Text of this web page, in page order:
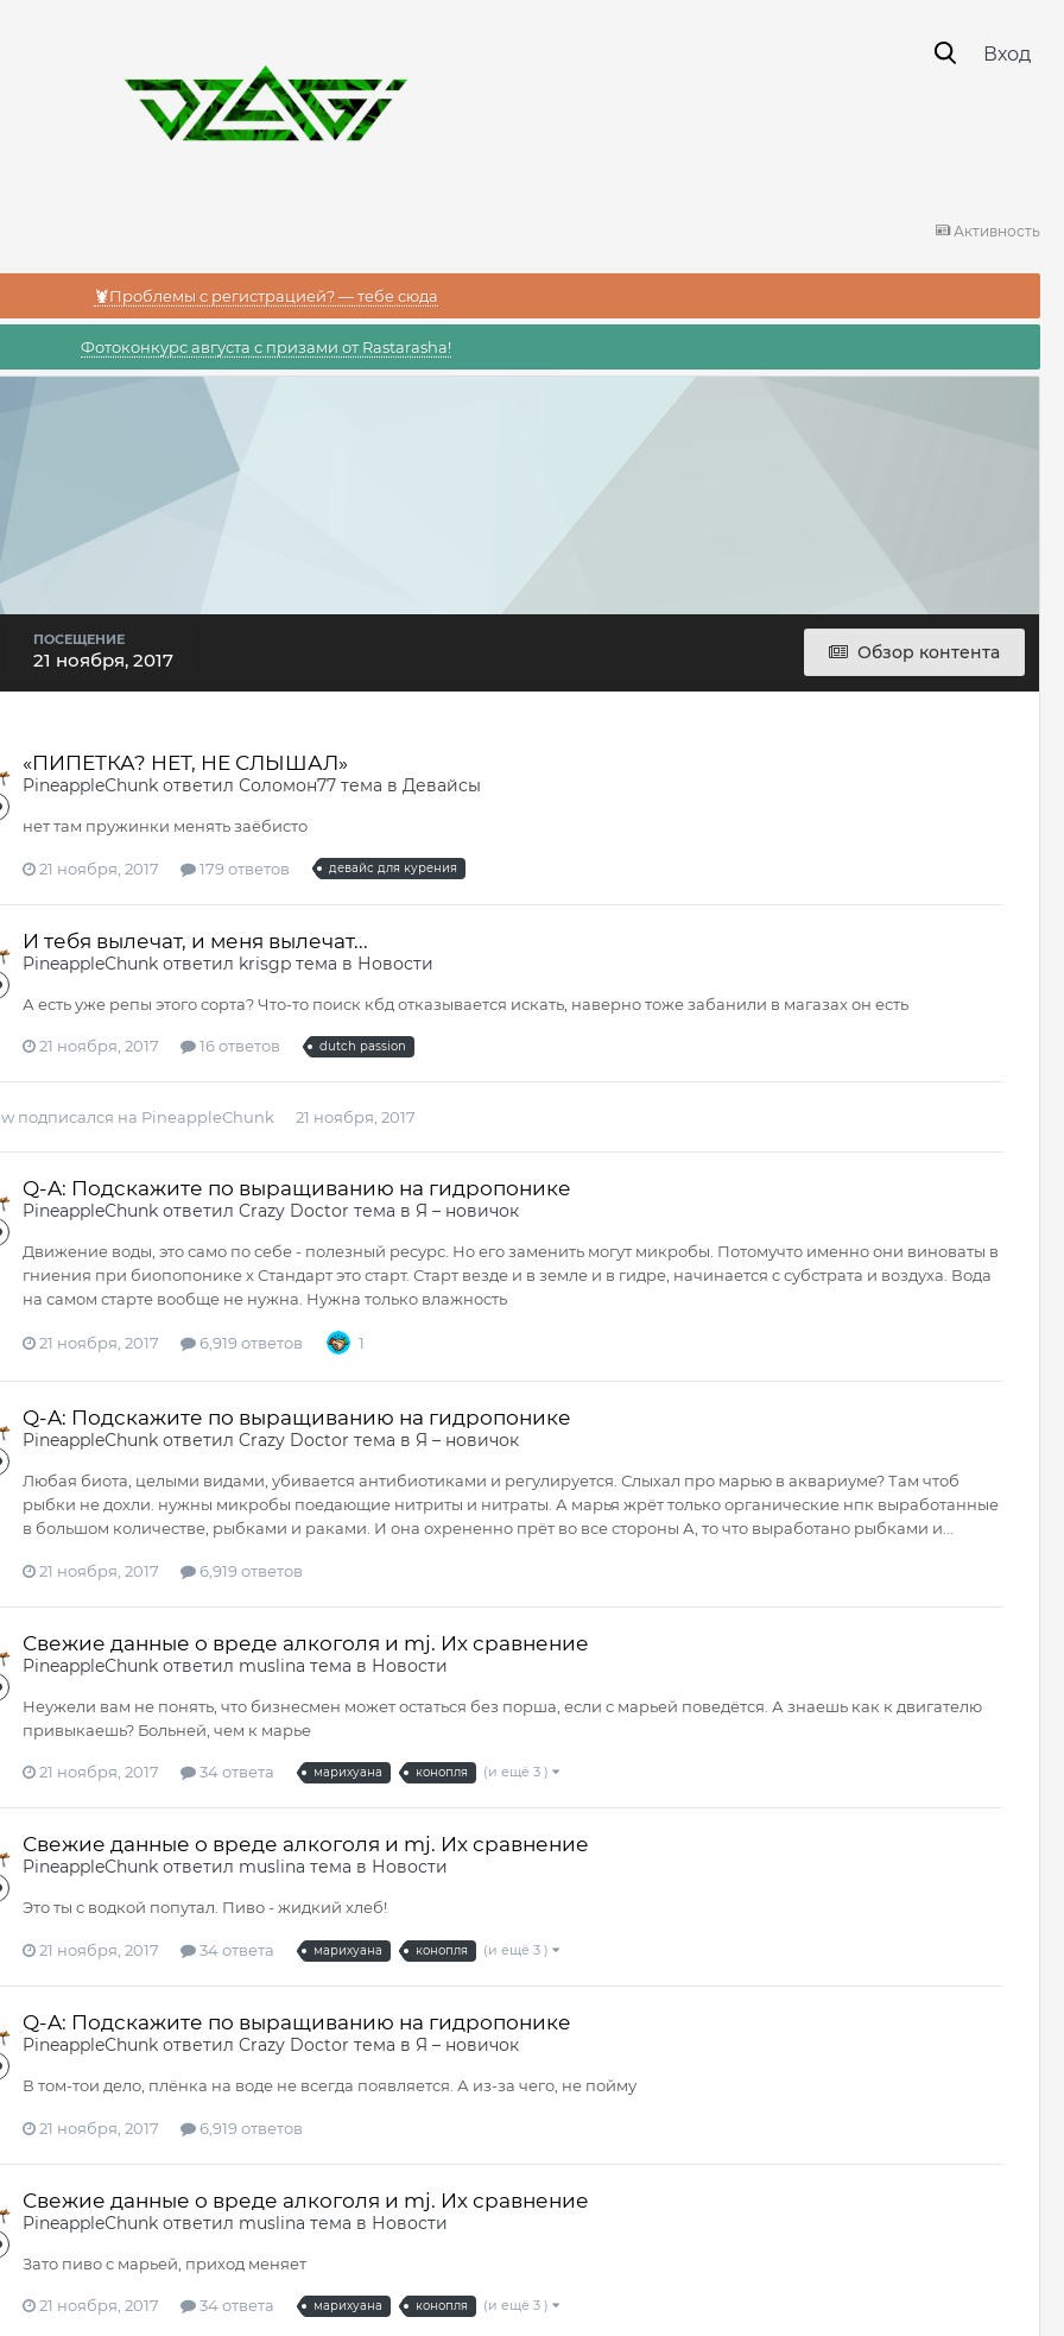
Вход
Активность
🦞Проблемы с регистрацией? — тебе сюда
Фотоконкурс августа с призами от Rastarasha!
Обзор контента
ПОСЕЩЕНИЕ
21 ноября, 2017
«ПИПЕТКА? НЕТ, НЕ СЛЫШАЛ»
PineappleСhunkответил Соломон77тема в Девайсы
нет там пружинки менять зaёбисто
21 ноября, 2017 179 ответов девайс для курения
И тебя вылечат, и меня вылечат...
PineappleСhunkответил krisgpтема в Новости
А есть уже репы этого cорта? Что-то поиск кбд отказывается искать, наверно тоже забанили в магазах он есть
21 ноября, 2017 16 ответов dutch passion
подписался на PineappleСhunk 21 ноября, 2017
Q-A: Подскажите по выращиванию на гидропонике
PineappleСhunkответил Crazy Doctor тема в Я – новичок
Движение воды, это само по себе - полезный ресурс. Но его заменить могут микробы. Потомучто именно они виноваты в
гниения при биопопонике х Стандарт это старт. Старт везде и в земле и в гидре, начинается c субстрата и воздуха. Вода
на самом старте вообще не нужна. Нужна только влажность
21 ноября, 2017 6,919 ответов 1
Q-A: Подскажите по выращиванию на гидропонике
PineappleСhunkответил Crazy Doctor тема в Я – новичок
Любая биота, целыми видами, убивается антибиотиками и регулируется. Слыхал про марью в аквариуме? Там чтоб
рыбки не дохли. нужны микробы поедающие нитриты и нитраты. А марья жрёт только органические нпк выработанные
в большом количестве, рыбками и раками. И она охрененно прёт во все стороны А, то что выработано рыбками и...
21 ноября, 2017 6,919 ответов
Свежие данные о вреде алкоголя и mj. Их сравнение
PineappleСhunkответил muslina тема в Новости
Неужели вам не понять, что бизнесмен может остаться без порша, если c марьей поведётся. А знаешь как к двигателю
привыкаешь? Больней, чем к марье
21 ноября, 2017 34 ответа марихуана конопля (и ещё 3 )
Свежие данные о вреде алкоголя и mj. Их сравнение
PineappleСhunkответил muslina тема в Новости
Это ты c водкой попутал. Пиво - жидкий хлеб!
21 ноября, 2017 34 ответа марихуана конопля (и ещё 3 )
Q-A: Подскажите по выращиванию на гидропонике
PineappleСhunkответил Crazy Doctor тема в Я – новичок
В том-тои дело, плёнка на воде не всегда появляется. А из-за чего, не пойму
21 ноября, 2017 6,919 ответов
Свежие данные о вреде алкоголя и mj. Их сравнение
PineappleСhunkответил muslina тема в Новости
Зато пиво c марьей, приход меняет
21 ноября, 2017 34 ответа марихуана конопля (и ещё 3 )